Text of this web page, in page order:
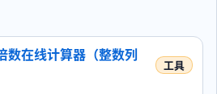
数在线计算器（整数列